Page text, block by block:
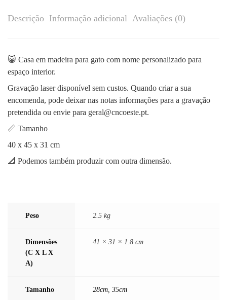
Descrição Informação adicional Avaliações (0)
😺 Casa em madeira para gato com nome personalizado para
espaço interior.
Gravação laser disponível sem custos. Quando criar a sua
encomenda, pode deixar nas notas informações para a gravação
pretendida ou envie para geral@cncoeste.pt.
📏 Tamanho
40 x 45 x 31 cm
📐 Podemos também produzir com outra dimensão.
Peso 2.5 kg
Dimensões
(C X L X
A)
41 × 31 × 1.8 cm
Tamanho 28cm 35cm